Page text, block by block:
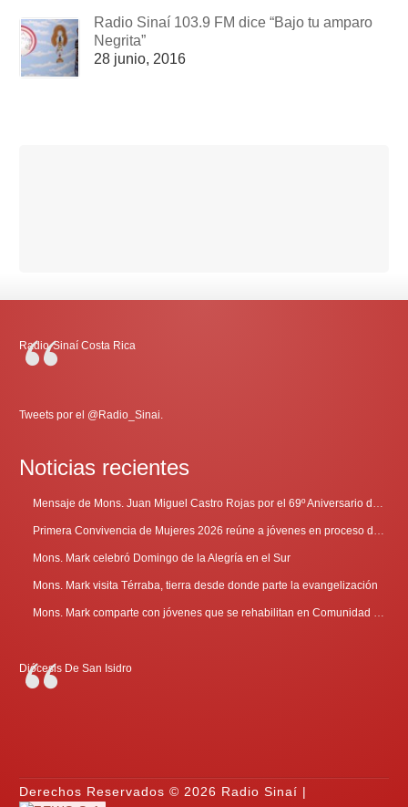
Radio Sinaí 103.9 FM dice “Bajo tu amparo
Negrita”
28 junio, 2016
Radio-Sinaí Costa Rica
Tweets por el @Radio_Sinai.
Noticias recientes
Mons. Mark celebró Domingo de la Alegría en el Sur
Mons. Mark visita Térraba, tierra desde donde parte la evangelización
Diócesis De San Isidro
Derechos Reservados © 2026 Radio Sinaí |